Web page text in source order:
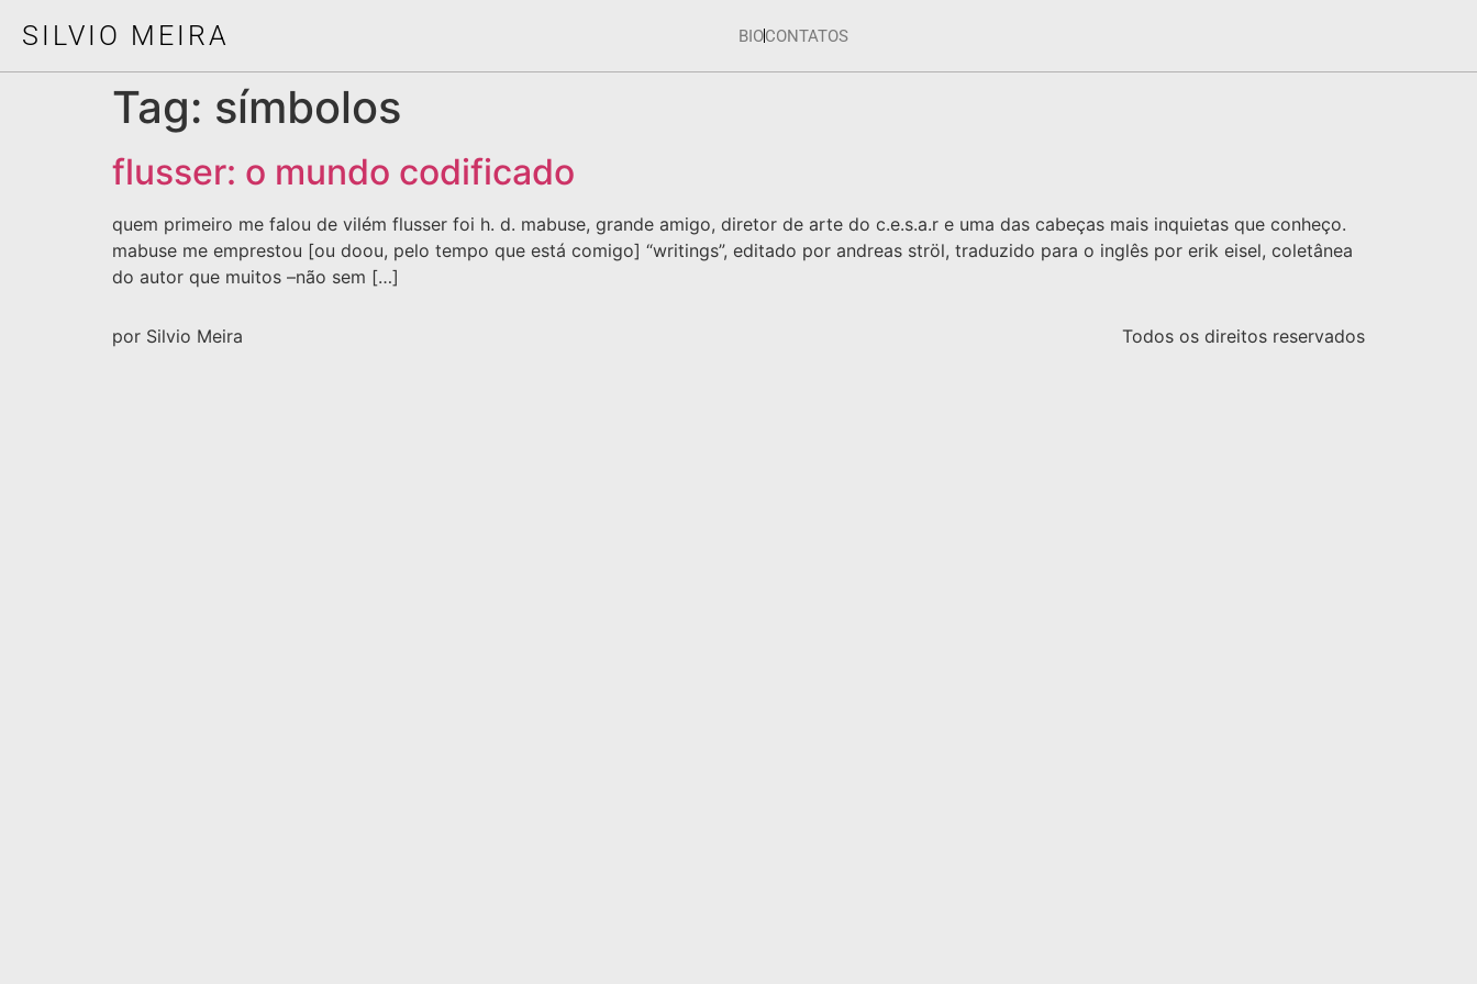
SILVIO MEIRA BIOCONTATOS
Tag: símbolos
flusser: o mundo codificado
quem primeiro me falou de vilém flusser foi h. d. mabuse, grande amigo, diretor de arte do c.e.s.a.r e uma das cabeças mais inquietas que conheço.
mabuse me emprestou [ou doou, pelo tempo que está comigo] “writings”, editado por andreas ströl, traduzido para o inglês por erik eisel, coletânea
do autor que muitos –não sem […]
por Silvio Meira Todos os direitos reservados